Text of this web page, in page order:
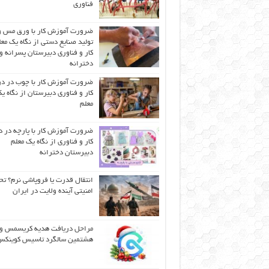
فناوری
ضرورت آموزش کار با ورق مس
تولید صنایع دستی از نگاه یک
کار و فناوری دبیرستان پسرانه و
دخترانه
ضرورت آموزش کار با چوب در
کار و فناوری دبیرستان از نگاه
معلم
ضرورت آموزش کار با پارچه
کار و فناوری از نگاه یک معلم
دبیرستان دخترانه
انتقال قدرت یا فروپاشی نرم؟
امنیتی آینده ولایت در ایران
مراحل دریافت هدیه کریسمس و
هشتمین سالگرد تاسیس